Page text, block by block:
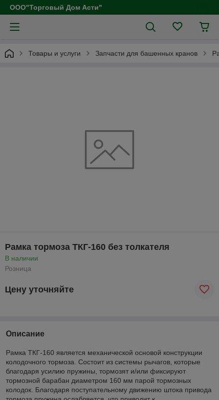
ООО"Торговый Дом Асти"
Товары и услуги Запчасти для башенных кранов
Рамка тормоза ТКГ-160 без толкателя
В наличии
Розница
Цену уточняйте
Описание
Рамка ТКГ-160 является механической основой конструкции
колодочного тормоза. Состоит из системы рычагов, которые
благодаря усилию пружины, тормозят и/или фиксируют
тормозной барабан диаметром 160 мм парой тормозных
колодок. Благодаря поступательному движению штока привода